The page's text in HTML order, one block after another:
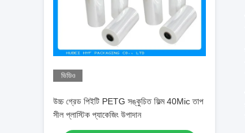
ভিডিও
উচ্চ গ্রেড পিইটি PETG সঙ্কুচিত ফিল্ম 40Mic তাপ
সীল প্লাস্টিক প্যাকেজিং উপাদান